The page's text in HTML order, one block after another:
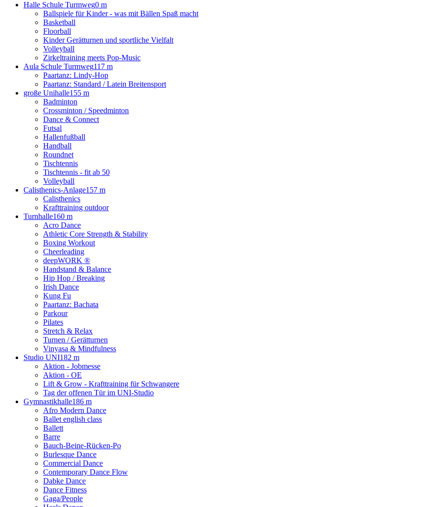
Halle Schule Turmweg0 m
Ballspiele für Kinder - was mit Bällen Spaß macht
Basketball
Floorball
Kinder Gerätturnen und sportliche Vielfalt
Volleyball
Zirkeltraining meets Pop-Music
Aula Schule Turmweg117 m
Paartanz: Lindy-Hop
Paartanz: Standard / Latein Breitensport
große Unihalle155 m
Badminton
Crossminton / Speedminton
Dance & Connect
Futsal
Hallenfußball
Handball
Roundnet
Tischtennis
Tischtennis - fit ab 50
Volleyball
Calisthenics-Anlage157 m
Calisthenics
Krafttraining outdoor
Turnhalle160 m
Acro Dance
Athletic Core Strength & Stability
Boxing Workout
Cheerleading
deepWORK ®
Handstand & Balance
Hip Hop / Breaking
Irish Dance
Kung Fu
Paartanz: Bachata
Parkour
Pilates
Stretch & Relax
Turnen / Gerätturnen
Vinyasa & Mindfulness
Studio UNI182 m
Aktion - Jobmesse
Aktion - OE
Lift & Grow - Krafttraining für Schwangere
Tag der offenen Tür im UNI-Studio
Gymnastikhalle186 m
Afro Modern Dance
Ballet english class
Ballett
Barre
Bauch-Beine-Rücken-Po
Burlesque Dance
Commercial Dance
Contemporary Dance Flow
Dabke Dance
Dance Fitness
Gaga/People